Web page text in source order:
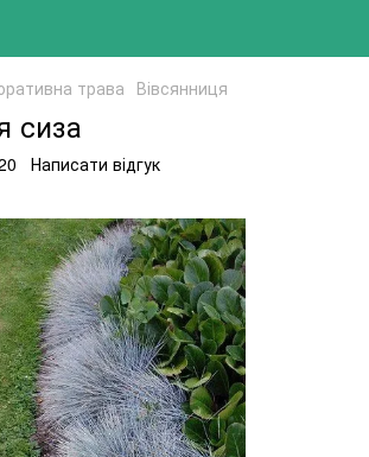
трава Вівсянниця
сиза
Написати відгук